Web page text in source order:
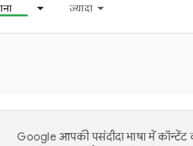
ज़्यादा
Google आपकी पसंदीदा भाषा में